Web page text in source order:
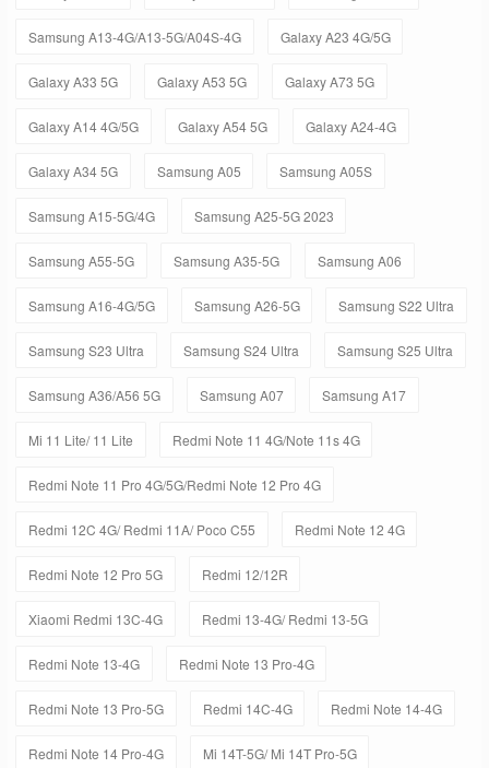
Samsung A13-4G/A13-5G/A04S-4G Galaxy A23 4G/5G
Galaxy A33 5G Galaxy A53 5G Galaxy A73 5G
Galaxy A14 4G/5G Galaxy A54 5G Galaxy A24-4G
Galaxy A34 5G Samsung A05 Samsung A05S
Samsung A15-5G/4G Samsung A25-5G 2023
Samsung A55-5G Samsung A35-5G Samsung A06
Samsung A16-4G/5G Samsung A26-5G Samsung S22 Ultra
Samsung S23 Ultra Samsung S24 Ultra Samsung S25 Ultra
Samsung A36/A56 5G Samsung A07 Samsung A17
Mi 11 Lite/ 11 Lite Redmi Note 11 4G/Note 11s 4G
Redmi Note 11 Pro 4G/5G/Redmi Note 12 Pro 4G
Redmi 12C 4G/ Redmi 11A/ Poco C55 Redmi Note 12 4G
Redmi Note 12 Pro 5G Redmi 12/12R
Xiaomi Redmi 13C-4G Redmi 13-4G/ Redmi 13-5G
Redmi Note 13-4G Redmi Note 13 Pro-4G
Redmi Note 13 Pro-5G Redmi 14C-4G Redmi Note 14-4G
Redmi Note 14 Pro-4G Mi 14T-5G/ Mi 14T Pro-5G